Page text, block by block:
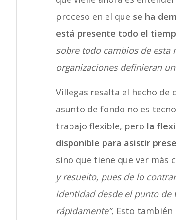
proceso en el que se ha
está presente todo el
sobre todo cambios de esta
organizaciones definieran
Villegas resalta el hecho
asunto de fondo no es
trabajo flexible, pero la
disponible para asistir
sino que tiene que ver más
y resuelto, pues de lo
identidad desde el punto de
rápidamente”. Esto también